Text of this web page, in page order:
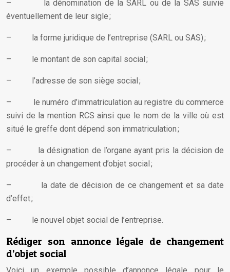
– la dénomination de la SARL ou de la SAS suivie
éventuellement de leur sigle ;
– la forme juridique de l’entreprise (SARL ou SAS) ;
– le montant de son capital social ;
– l’adresse de son siège social ;
– le numéro d’immatriculation au registre du commerce
suivi de la mention RCS ainsi que le nom de la ville où est
situé le greffe dont dépend son immatriculation ;
– la désignation de l’organe ayant pris la décision de
procéder à un changement d’objet social ;
– la date de décision de ce changement et sa date
d’effet ;
– le nouvel objet social de l’entreprise.
Rédiger son annonce légale de changement
d’objet social